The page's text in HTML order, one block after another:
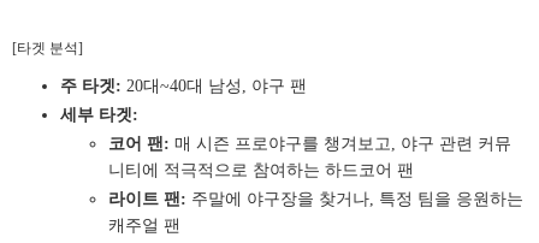
[타겟 분석]
주 타겟: 20대~40대 남성, 야구 팬
세부 타겟:
코어 팬: 매 시즌 프로야구를 챙겨보고, 야구 관련 커뮤
니티에 적극적으로 참여하는 하드코어 팬
라이트 팬: 주말에 야구장을 찾거나, 특정 팀을 응원하는
캐주얼 팬